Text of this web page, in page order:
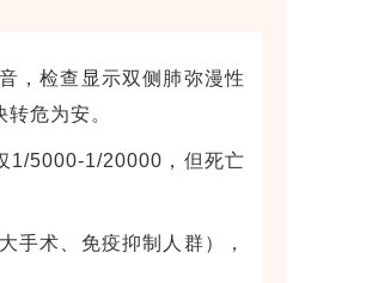
，检查显示双侧肺弥漫性
危为安。
1/5000-1/20000，但死亡
手术、免疫抑制人群），